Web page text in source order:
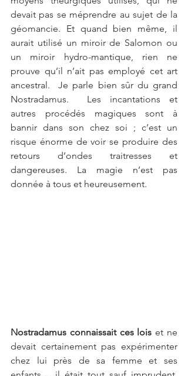
devait pas se méprendre au sujet de la
géomancie. Et quand bien même, il
aurait utilisé un miroir de Salomon ou
un miroir hydro-mantique, rien ne
prouve qu’il n’ait pas employé cet art
ancestral.  Je parle bien sûr du grand
Nostradamus.  Les incantations et
autres procédés magiques sont à
bannir dans son chez soi ; c’est un
risque énorme de voir se produire des
retours d’ondes traitresses et
dangereuses. La magie n’est pas
donnée à tous et heureusement.
Nostradamus connaissait ces lois et ne
devait certainement pas expérimenter
chez lui près de sa femme et ses